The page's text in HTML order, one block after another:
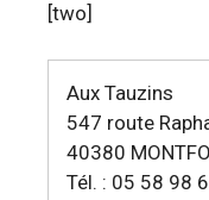
[two]
Aux Tauzins
547 route
40380
Tél. : 05 58 98